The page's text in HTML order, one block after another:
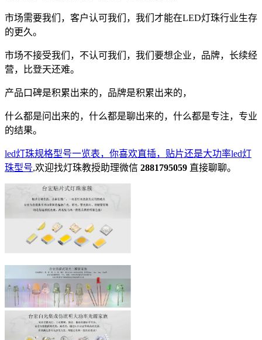
市场需要我们，客户认可我们，我们才能在LED灯珠行业生存
的更久。
市场不接受我们，不认可我们，我们要想企业，品牌，长续经
营，比登天还难。
产品口碑是积累出来的，品牌是积累出来的，
什么都是问出来的，什么都是聊出来的，什么都是专注，专业
的结果。
led灯珠规格型号一览表，你喜欢直插，贴片还是大功率led灯
珠型号,欢迎找灯珠教授助理微信 2881795059 直接聊聊。